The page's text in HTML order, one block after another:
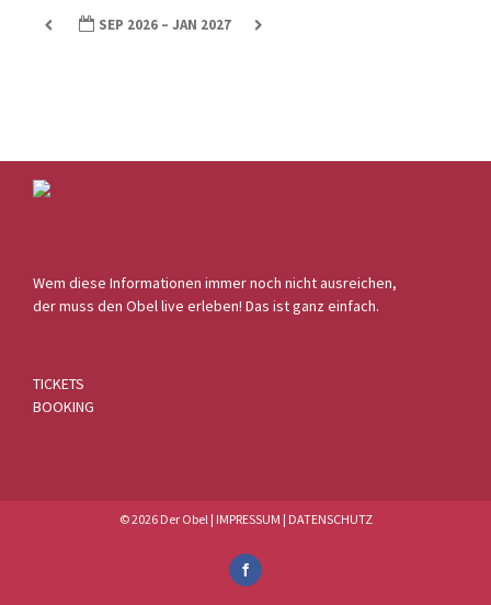
SEP 2026 – JAN 2027
Wem diese Informationen immer noch nicht ausreichen,
der muss den Obel live erleben! Das ist ganz einfach.
TICKETS
BOOKING
© 2026 Der Obel | IMPRESSUM | DATENSCHUTZ
Facebook